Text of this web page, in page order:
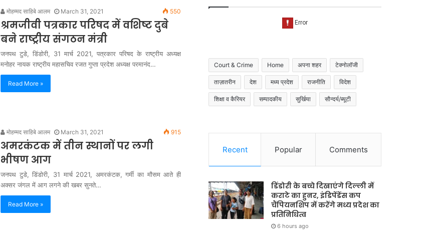
मोहम्मद साहिबे आलम March 31, 2021 550
श्रमजीवी पत्रकार परिषद में वशिष्ट दुबे
बने राष्ट्रीय संगठन मंत्री
जनपथ टुडे, डिंडोरी, 31 मार्च 2021, पत्रकार परिषद के राष्ट्रीय अध्यक्ष
मनोहर नायक राष्ट्रीय महासचिव रजत गुप्ता प्रदेश अध्यक्ष परमानंद…
Read More »
मोहम्मद साहिबे आलम March 31, 2021 915
अमरकंटक में तीन स्थानों पर लगी
भीषण आग
जनपथ टुडे, डिंडोरी, 31 मार्च 2021, अमरकंटक, गर्मी का मौसम आते ही
अक्सर जंगल में आग लगने की खबर सुनते…
Read More »
Court & Crime Home अपना शहर टेक्नोलॉजी
ताज़ातरीन देश मध्य प्रदेश राजनीति विदेश
शिक्षा व कैरियर सम्पादकीय सुर्खिया सौन्दर्य/ब्यूटी
Recent Popular Comments
डिंडोरी के बच्चे दिखाएंगे दिल्ली में
कराटे का हुनर, इंडिपेंडेंस कप
चैंपियनशिप में करेंगे मध्य प्रदेश का
प्रतिनिधित्व
6 hours ago